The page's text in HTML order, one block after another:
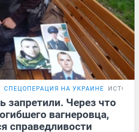
СПЕЦОПЕРАЦИЯ НА УКРАИНЕ
запретили. Через что
вагнеровца,
справедливости